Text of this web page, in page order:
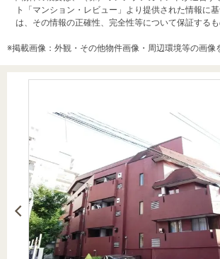
ショ
ンを
探す
中古
一戸
建て
す
資
件
を
探
す
用物
探す
査
定
相
談
取り
試算
売却向け
サービス
周辺相場
検索
都圏）
古屋）
経営ビジ
ョン
組織図
沿革
本社地
会社案内
（電子ブ
ック版）
法人のお客さま
提携企業にお勤めの方
ト「マンション・レビュー」より提供された情報に
は、その情報の正確性、完全性等について保証するも
※掲載画像：外観・その他物件画像・周辺環境等の画像